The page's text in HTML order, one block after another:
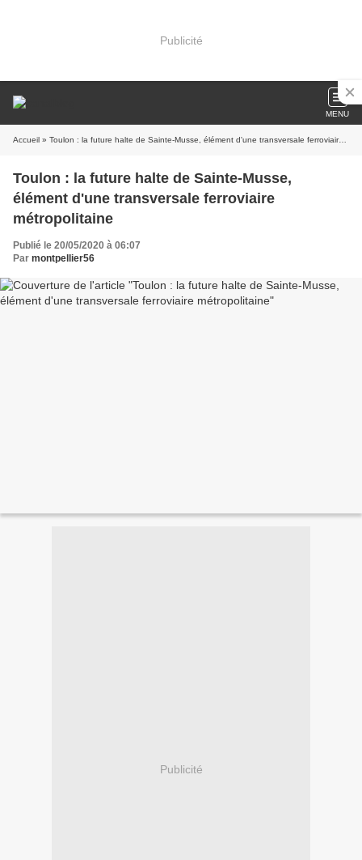
Publicité
MENU
Accueil » Toulon : la future halte de Sainte-Musse, élément d'une transversale ferroviaire métropolitaine
Toulon : la future halte de Sainte-Musse,
élément d'une transversale ferroviaire
métropolitaine
Publié le 20/05/2020 à 06:07
Par montpellier56
Publicité